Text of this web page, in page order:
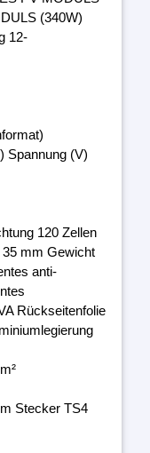
(340W)
12-
Spannung (V)
120 Zellen
mm Gewicht
anti-
Rückseitenfolie
Stecker TS4